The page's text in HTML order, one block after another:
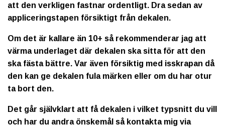
att den verkligen fastnar ordentligt. Dra sedan av
appliceringstapen försiktigt från dekalen.
Om det är kallare än 10+ så rekommenderar jag att
värma underlaget där dekalen ska sitta för att den
ska fästa bättre. Var även försiktig med isskrapan då
den kan ge dekalen fula märken eller om du har otur
ta bort den.
Det går självklart att få dekalen i vilket typsnitt du vill
och har du andra önskemål så kontakta mig via